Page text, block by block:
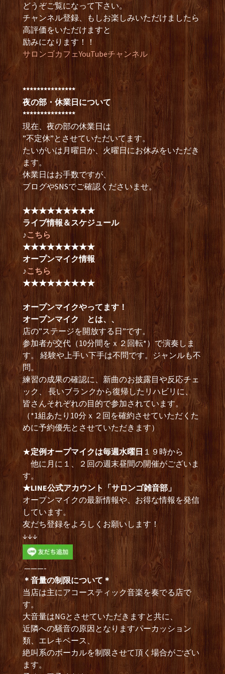
どうぞご覧になって下さい。
チャンネル登録、もしお楽しみいただけましたら
高評価をいただけますと
励みになります！！
サロンゴカフェYouTubeチャンネル
***************
夜の部・休業日について
***************
現在、夜の部の休業日は
”不定休”とさせていただいてます。
たいがいは月曜日か、火曜日にお休みをいただき
ます。
休業日はお手数ですが、
ブログやSNSでご確認くださいませ。
★★★★★★★★★
ライブ情報＆スケジュール
♪こちら
★★★★★★★★★
オープンマイク情報
♪こちら
★★★★★★★★★
オープンマイクやってます！
オープンマイク とは、、
店の”ステージを開放する日”です。
参加者が交代（10分間をｘ２回転*）で演奏しま
す。 経験や上手い下手は不問です。ジャンルも不
問。
練習の成果の確認に、新曲のお披露目や反応チェ
ック、 長いブランクから復帰したリハビリに、
皆さんそれぞれの目的で参加されています。
（*1組あたり10分ｘ２回を確約させていただくた
めに予約優先とさせていただきます）
★定例オープマイクは毎週水曜日 １９時から
他に月に１、２回の週末昼間の開催がございま
す。
★LINE公式アカウント「サロンゴ雑音部」
オープンマイクの最新情報や、お得な情報を発信
しています。
友だち登録をよろしくお願いします！
↓↓↓
———-
＊音量の制限について＊
当店は主にアコースティック音楽を奏でる店で
す。
大音量はNGとさせていただきますと共に、
近隣への騒音の原因となりますパーカッション
類、エレキベース、
絶叫系のボーカルを制限させて頂く場合がござい
ます。